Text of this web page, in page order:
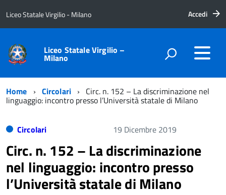
Liceo Statale Virgilio - Milano Accedi
Liceo Statale Virgilio –
Milano
Home Circolari Circ. n. 152 – La discriminazione nel
linguaggio: incontro presso l’Università statale di Milano
Circolari 19 Dicembre 2019
Circ. n. 152 – La discriminazione
nel linguaggio: incontro presso
l’Università statale di Milano